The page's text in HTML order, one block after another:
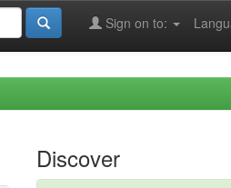
Sign on to:
Discover